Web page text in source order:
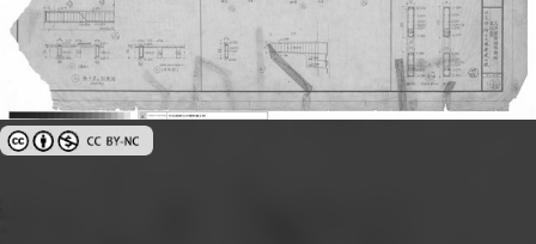
創用CC姓名標示-非商業性 3.0 台灣及其後版本(CC BY-NC 3.0 TW +)